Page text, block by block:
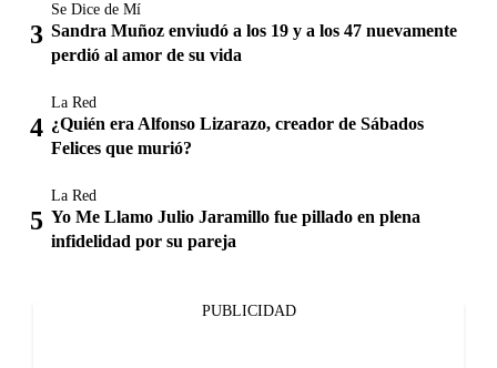
Se Dice de Mí
Sandra Muñoz enviudó a los 19 y a los 47 nuevamente
perdió al amor de su vida
La Red
¿Quién era Alfonso Lizarazo, creador de Sábados
Felices que murió?
La Red
Yo Me Llamo Julio Jaramillo fue pillado en plena
infidelidad por su pareja
PUBLICIDAD